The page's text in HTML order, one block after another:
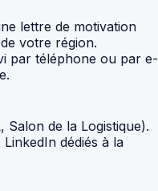
lettre de motivation
votre région.
par téléphone ou par e-
Salon de la Logistique).
dédiés à la